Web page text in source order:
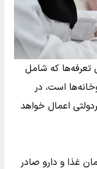
تعرفه‌ها که شامل
است، در
اعمال خواهد
غذا و دارو صادر